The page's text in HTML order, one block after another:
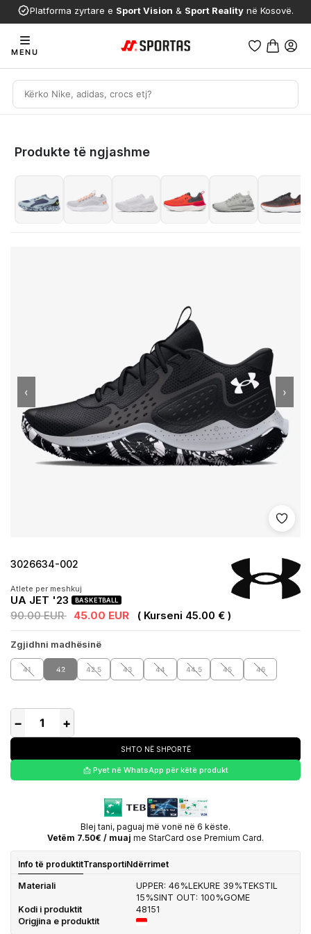
Platforma zyrtare e Sport Vision & Sport Reality në Kosovë.
MENU
Produkte të ngjashme
Shto
‹ ›
3026634-002
Atlete per meshkuj
UA JET '23 BASKETBALL
90.00 EUR 45.00 EUR ( Kurseni 45.00 € )
Zgjidhni madhësinë
41 42 42.5 43 44 44.5 45 46
− +
SHTO NË SHPORTË
📩 Pyet në WhatsApp për këtë produkt
Blej tani, paguaj më vonë në 6 këste.
Vetëm 7.50€ / muaj me StarCard ose Premium Card.
Info të produktitTransportiNdërrimet
Materiali
UPPER: 46%LEKURE 39%TEKSTIL
15%SINT OUT: 100%GOME
Kodi i produktit
48151
Origjina e produktit